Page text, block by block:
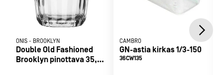
ONIS - BROOKLYN
Double Old Fashioned
Brooklyn pinottava 35,5
CAMBRO
GN-astia kirkas 1/3-150
36CW135